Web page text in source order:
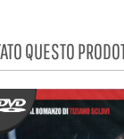
QUESTO